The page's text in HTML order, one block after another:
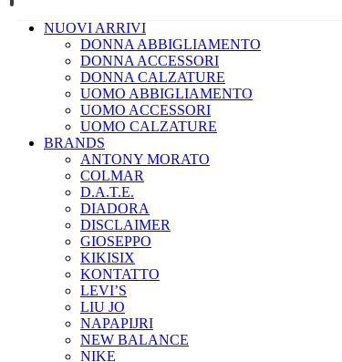
NUOVI ARRIVI
DONNA ABBIGLIAMENTO
DONNA ACCESSORI
DONNA CALZATURE
UOMO ABBIGLIAMENTO
UOMO ACCESSORI
UOMO CALZATURE
BRANDS
ANTONY MORATO
COLMAR
D.A.T.E.
DIADORA
DISCLAIMER
GIOSEPPO
KIKISIX
KONTATTO
LEVI’S
LIU JO
NAPAPIJRI
NEW BALANCE
NIKE